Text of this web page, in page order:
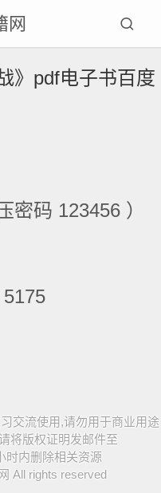
网
》pdf电子书百度
密码 123456 ）
交流使用,请勿用于商业用途
将版权证明发邮件至
时内删除相关资源
All rights reserved